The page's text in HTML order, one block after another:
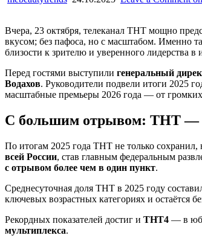
Вчера, 23 октября, телеканал ТНТ мощно
вкусом; без пафоса, но с масштабом. Именно
близости к зрителю и уверенного лидерства в
Перед гостями выступили генеральный
Водахов. Руководители подвели итоги 2025
масштабные премьеры 2026 года — от
С большим отрывом: ТНТ —
По итогам 2025 года ТНТ не только сохранил,
всей России, став главным федеральным
с отрывом более чем в один пункт.
Среднесуточная доля ТНТ в 2025 году
ключевых возрастных категориях и остаётся
Рекордных показателей достиг и TНТ4 — в
мультиплекса.